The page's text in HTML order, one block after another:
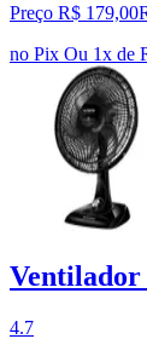
Preço R$ 179,00
no Pix Ou 1x de
Ventilador
4.7